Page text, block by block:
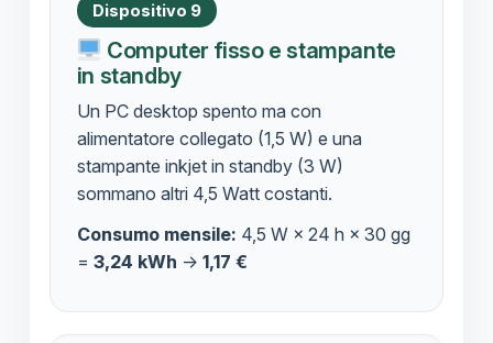
Dispositivo 9
Computer fisso e stampante
in standby
Un PC desktop spento ma con
alimentatore collegato (1,5 W) e una
stampante inkjet in standby (3 W)
sommano altri 4,5 Watt costanti.
Consumo mensile: 4,5 W × 24 h × 30 gg
= 3,24 kWh → 1,17 €